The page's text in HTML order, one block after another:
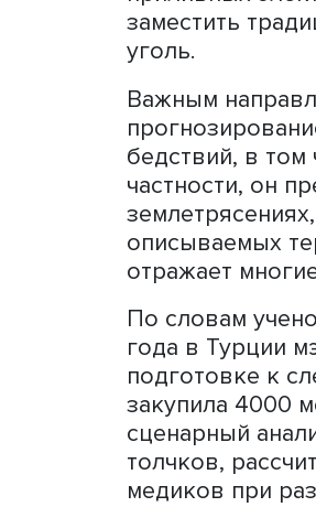
Такие же
пояснил
может
экономики,
таких
МЦАВР
результаты.
Также был
энергетики